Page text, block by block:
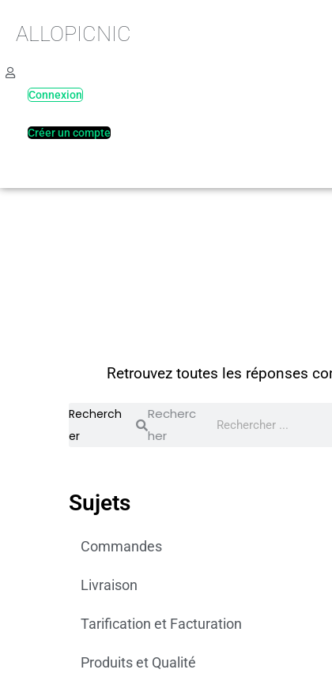
ALLOPICNIC
Connexion
Créer un compte
Retrouvez toutes les réponses
Recherch
er
Recherc
her
Sujets
Commandes
Livraison
Tarification et Facturation
Produits et Qualité